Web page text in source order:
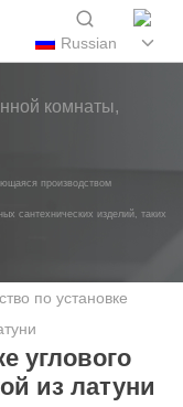
Russian
комнаты,
производством
сантехнических изделий, таких
по установке
углового
из латуни